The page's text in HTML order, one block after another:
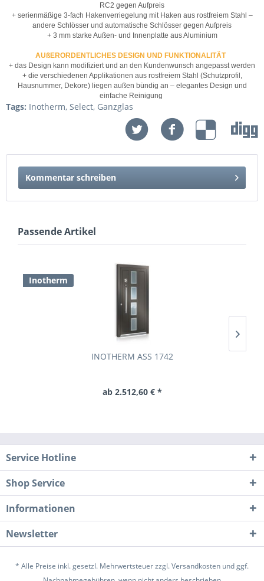
RC2 gegen Aufpreis
+ serienmäßige 3-fach Hakenverriegelung mit Haken aus rostfreiem Stahl –
andere Schlösser und automatische Schlösser gegen Aufpreis
+ 3 mm starke Außen- und Innenplatte aus Aluminium
AUßERORDENTLICHES DESIGN UND FUNKTIONALITÄT
+ das Design kann modifiziert und an den Kundenwunsch angepasst werden
+ die verschiedenen Applikationen aus rostfreiem Stahl (Schutzprofil,
Hausnummer, Dekore) liegen außen bündig an – elegantes Design und
einfache Reinigung
Tags: Inotherm, Select, Ganzglas
Kommentar schreiben
Passende Artikel
Inotherm
INOTHERM ASS 1742
ab 2.512,60 € *
Service Hotline
Shop Service
Informationen
Newsletter
* Alle Preise inkl. gesetzl. Mehrwertsteuer zzgl.Versandkosten und ggf.